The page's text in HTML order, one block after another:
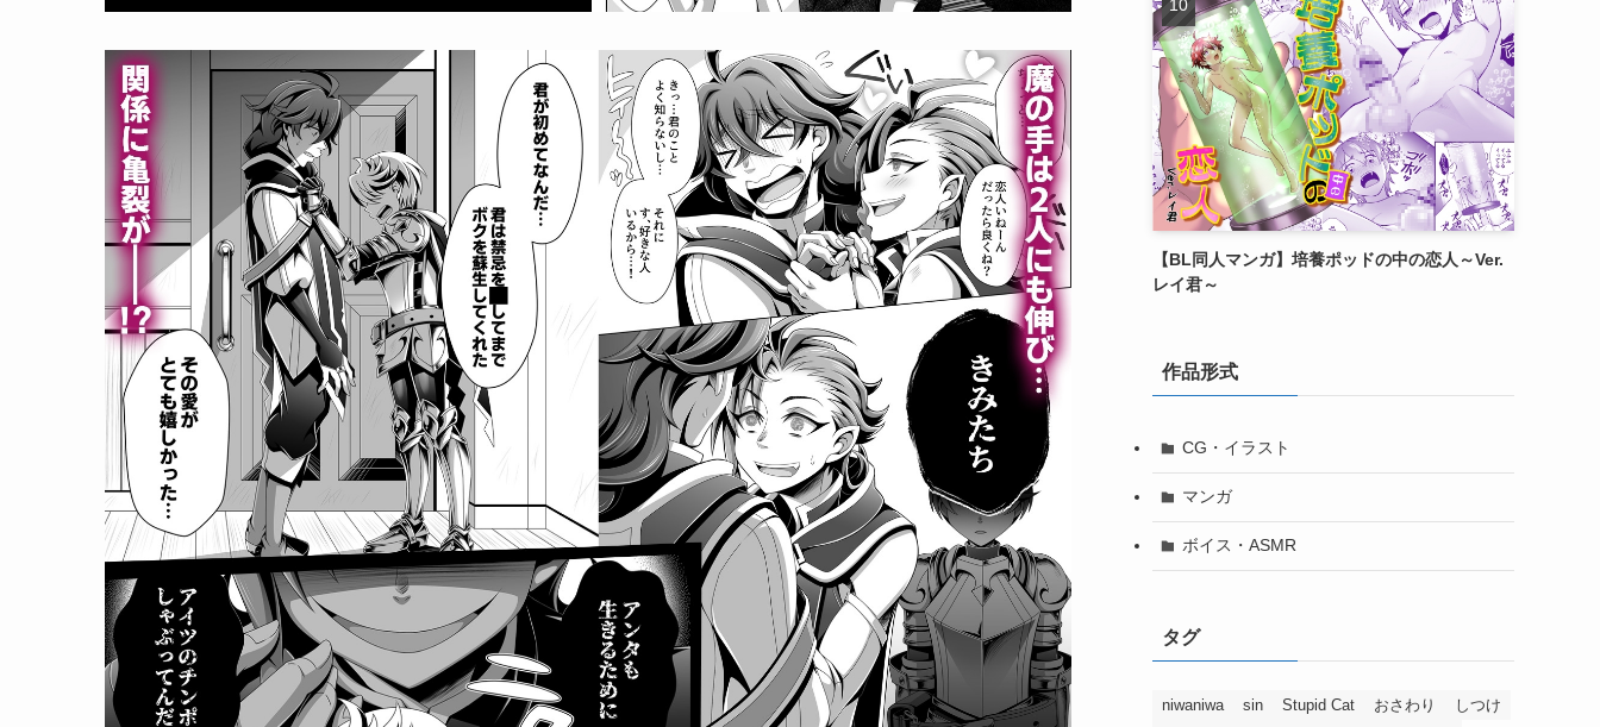
【BL同人マンガ】培養ポッドの中の恋人～Ver.
レイ君～
作品形式
CG・イラスト
マンガ
ボイス・ASMR
タグ
niwaniwa sin Stupid Cat おさわり
しつけ